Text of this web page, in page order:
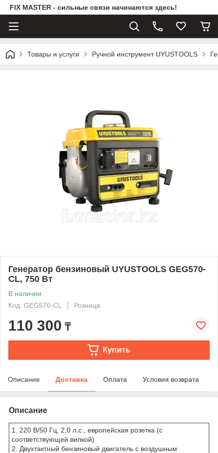
FIX MASTER - сильные связи начинаются здесь!
Товары и услуги Ручной инструмент UYUSTOOLS
Генератор бензиновый UYUSTOOLS GEG570-
CL, 750 Вт
В наличии
Код: GEG570-CL
Розница
110 300 ₸
Купить
Описание Доставка Оплата Условия возврата
Описание
1. 220 В/50 Гц, 2,0 л.с., европейская розетка (с
соответствующей вилкой)
2. Двухтактный бензиновый двигатель с воздушным